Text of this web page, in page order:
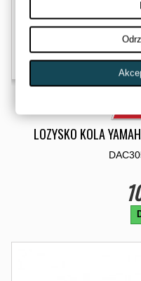
LOZYSKO KOLA